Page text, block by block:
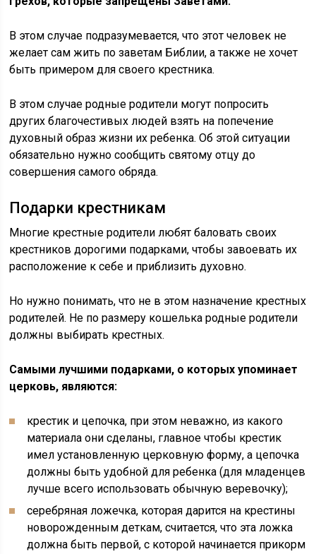
В этом случае подразумевается, что этот человек не
желает сам жить по заветам Библии, а также не хочет
быть примером для своего крестника.
В этом случае родные родители могут попросить
других благочестивых людей взять на попечение
духовный образ жизни их ребенка. Об этой ситуации
обязательно нужно сообщить святому отцу до
совершения самого обряда.
Подарки крестникам
Многие крестные родители любят баловать своих
крестников дорогими подарками, чтобы завоевать их
расположение к себе и приблизить духовно.
Но нужно понимать, что не в этом назначение крестных
родителей. Не по размеру кошелька родные родители
должны выбирать крестных.
Самыми лучшими подарками, о которых упоминает
церковь, являются:
крестик и цепочка, при этом неважно, из какого
материала они сделаны, главное чтобы крестик
имел установленную церковную форму, а цепочка
должны быть удобной для ребенка (для младенцев
лучше всего использовать обычную веревочку);
серебряная ложечка, которая дарится на крестины
новорожденным деткам, считается, что эта ложка
должна быть первой, с которой начинается прикорм